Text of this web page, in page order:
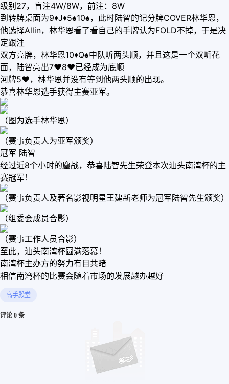
级别27，盲注4W/8W，前注：8W
到转牌桌面为9♦J♦5♠10♠，此时陆智的记分牌COVER林华恩，
他选择Allin，林华恩看了看自己的手牌认为FOLD不掉，于是决
定跟注
双方亮牌，林华恩10♦Q♠中队听两头顺，并且这是一个双听花
面，陆智亮出7♥8♥已经成为底顺
河牌5♥，林华恩并没有等到他两头顺的出现。
恭喜林华恩选手获得主赛亚军。
（图为选手林华恩）
（赛事负责人为亚军颁奖）
冠军 陆智
经过近8个小时的鏖战，恭喜陆智先生荣登本次汕头南湾杯的主
赛冠军！
（赛事负责人及著名影视明星王建新老师为冠军陆智先生颁奖）
（组委会成员合影）
（赛事工作人员合影）
至此，汕头南湾杯圆满落幕！
南湾杯主办方的努力有目共睹
相信南湾杯的比赛会随着市场的发展越办越好
高手殿堂
评论 0 条